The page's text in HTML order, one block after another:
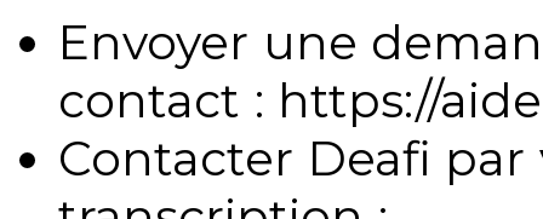
Envoyer une
contact : https://
Contacter Deafi